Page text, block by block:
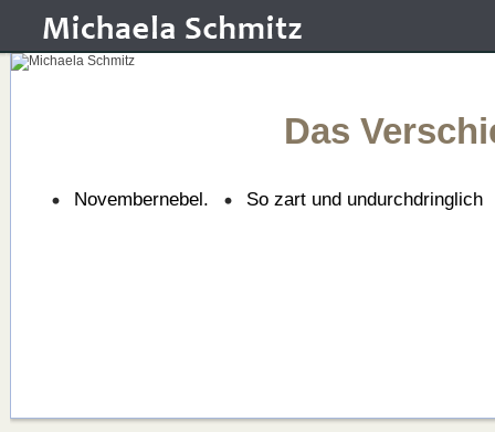
Das
Novembernebel. So zart und undurchdringlich